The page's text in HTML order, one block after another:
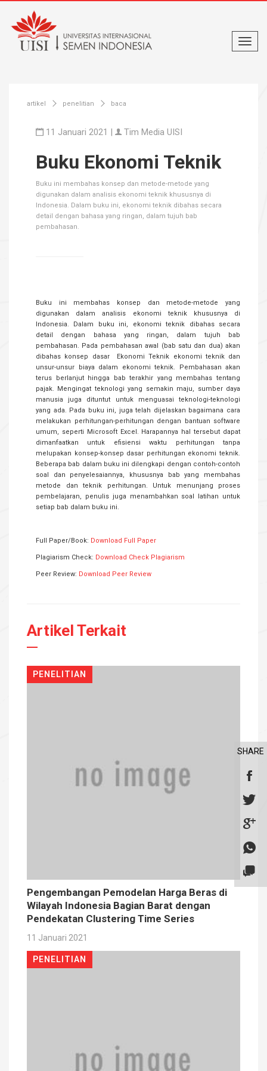
artikel penelitian baca
SHARE
11 Januari 2021 | Tim Media UISI
Buku Ekonomi Teknik
Buku ini membahas konsep dan metode-metode yang
digunakan dalam analisis ekonomi teknik khususnya di
Indonesia. Dalam buku ini, ekonomi teknik dibahas secara
detail dengan bahasa yang ringan, dalam tujuh bab
pembahasan.
Buku ini membahas konsep dan metode-metode yang
digunakan dalam analisis ekonomi teknik khususnya di
Indonesia. Dalam buku ini, ekonomi teknik dibahas secara
detail dengan bahasa yang ringan, dalam tujuh bab
pembahasan. Pada pembahasan awal (bab satu dan dua) akan
dibahas konsep dasar Ekonomi Teknik ekonomi teknik dan
unsur-unsur biaya dalam ekonomi teknik. Pembahasan akan
terus berlanjut hingga bab terakhir yang membahas tentang
pajak. Mengingat teknologi yang semakin maju, sumber daya
manusia juga dituntut untuk menguasai teknologi-teknologi
yang ada. Pada buku ini, juga telah dijelaskan bagaimana cara
melakukan perhitungan-perhitungan dengan bantuan software
umum, seperti Microsoft Excel. Harapannya hal tersebut dapat
dimanfaatkan untuk efisiensi waktu perhitungan tanpa
melupakan konsep-konsep dasar perhitungan ekonomi teknik.
Beberapa bab dalam buku ini dilengkapi dengan contoh-contoh
soal dan penyelesaiannya, khususnya bab yang membahas
metode dan teknik perhitungan. Untuk menunjang proses
pembelajaran, penulis juga menambahkan soal latihan untuk
setiap bab dalam buku ini.
Full Paper/Book: Download Full Paper
Plagiarism Check: Download Check Plagiarism
Peer Review: Download Peer Review
Artikel Terkait
PENELITIAN
Pengembangan Pemodelan Harga Beras di
Wilayah Indonesia Bagian Barat dengan
Pendekatan Clustering Time Series
11 Januari 2021
PENELITIAN